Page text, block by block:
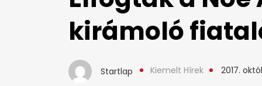
kirámoló
Startlap Kiemelt Hírek 2017.